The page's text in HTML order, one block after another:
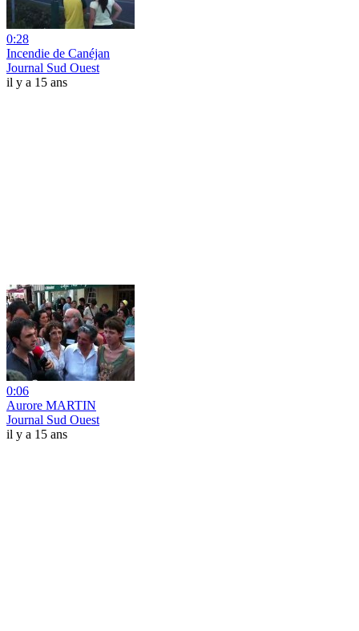
0:28
Incendie de Canéjan
Journal Sud Ouest
il y a 15 ans
0:06
Aurore MARTIN
Journal Sud Ouest
il y a 15 ans